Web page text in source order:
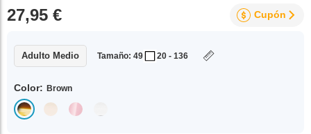
27,95 € Cupón
Adulto Medio Tamaño: 49 20 - 136
Color: Brown